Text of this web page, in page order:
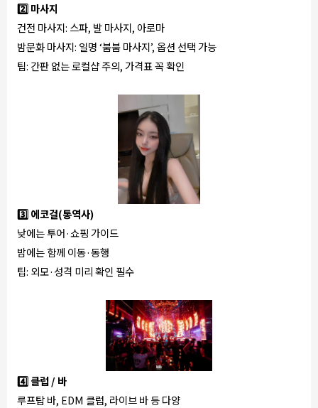
2️⃣ 마사지
건전 마사지: 스파, 발 마사지, 아로마
밤문화 마사지: 일명 ‘붐붐 마사지’, 옵션 선택 가능
팁: 간판 없는 로컬샵 주의, 가격표 꼭 확인
3️⃣ 에코걸(통역사)
낮에는 투어·쇼핑 가이드
밤에는 함께 이동·동행
팁: 외모·성격 미리 확인 필수
4️⃣ 클럽 / 바
루프탑 바, EDM 클럽, 라이브 바 등 다양